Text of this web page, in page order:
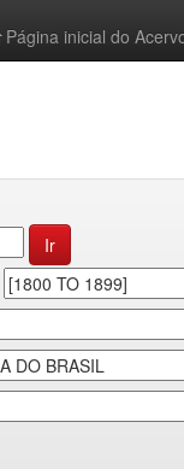
Página inicial do